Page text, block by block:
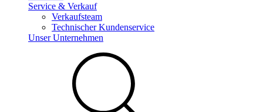
Service & Verkauf
Verkaufsteam
Technischer Kundenservice
Unser Unternehmen